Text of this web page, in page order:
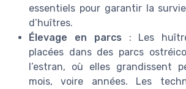
essentiels pour garantir la
d’huîtres.
Élevage en parcs : Les
placées dans des parcs
l’estran, où elles grandissent
mois, voire années. Les